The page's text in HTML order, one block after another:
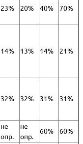
23% 20% 40% 70%
14% 13% 14% 21%
32% 32% 31% 31%
не
опр.
не
опр.
60% 60%